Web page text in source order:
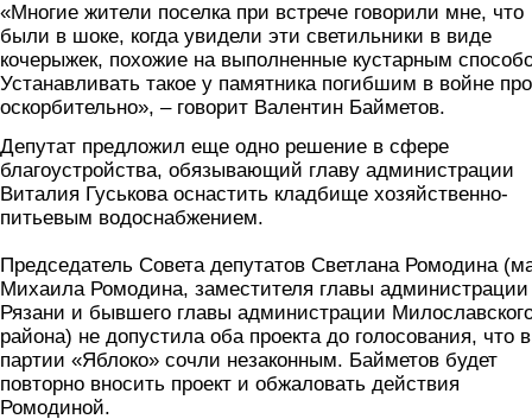
«Многие жители поселка при встрече говорили мне, что
были в шоке, когда увидели эти светильники в виде
кочерыжек, похожие на выполненные кустарным
Устанавливать такое у памятника погибшим в войне
оскорбительно», – говорит Валентин Байметов.
Депутат предложил еще одно решение в сфере
благоустройства, обязывающий главу администрации
Виталия Гуськова оснастить кладбище хозяйственно-
питьевым водоснабжением.
Председатель Совета депутатов Светлана Ромодина
Михаила Ромодина, заместителя главы администрации
Рязани и бывшего главы администрации
района) не допустила оба проекта до голосования, что в
партии «Яблоко» сочли незаконным. Байметов будет
повторно вносить проект и обжаловать действия
Ромодиной.